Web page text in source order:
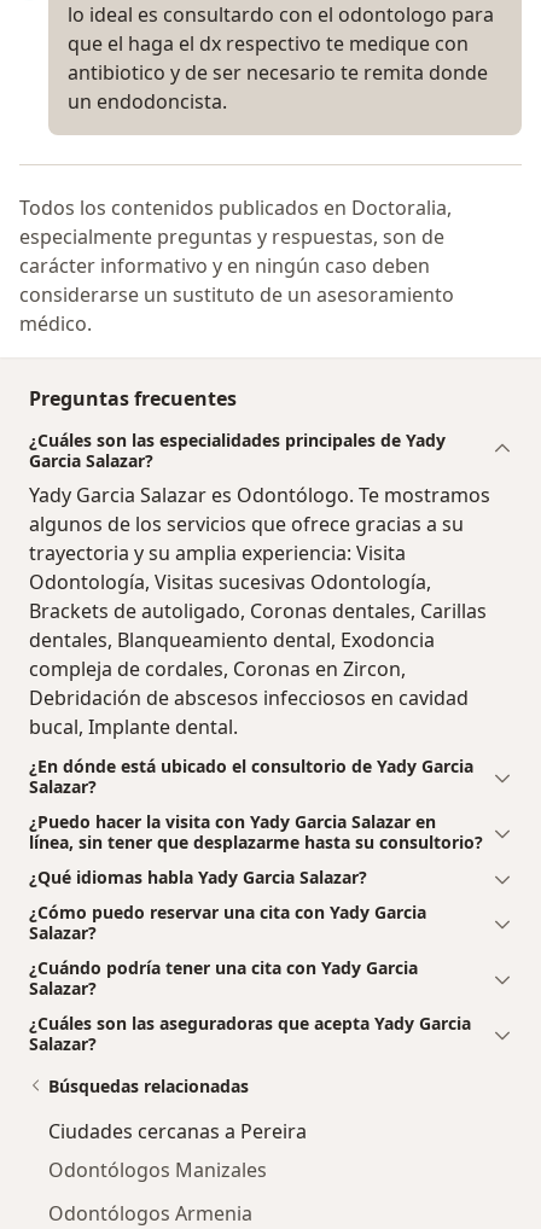
lo ideal es consultardo con el odontologo para
que el haga el dx respectivo te medique con
antibiotico y de ser necesario te remita donde
un endodoncista.
Todos los contenidos publicados en Doctoralia,
especialmente preguntas y respuestas, son de
carácter informativo y en ningún caso deben
considerarse un sustituto de un asesoramiento
médico.
Preguntas frecuentes
¿Cuáles son las especialidades principales de Yady
Garcia Salazar?
Yady Garcia Salazar es Odontólogo. Te mostramos
algunos de los servicios que ofrece gracias a su
trayectoria y su amplia experiencia: Visita
Odontología, Visitas sucesivas Odontología,
Brackets de autoligado, Coronas dentales, Carillas
dentales, Blanqueamiento dental, Exodoncia
compleja de cordales, Coronas en Zircon,
Debridación de abscesos infecciosos en cavidad
bucal, Implante dental.
¿En dónde está ubicado el consultorio de Yady Garcia
Salazar?
¿Puedo hacer la visita con Yady Garcia Salazar en
línea, sin tener que desplazarme hasta su consultorio?
¿Qué idiomas habla Yady Garcia Salazar?
¿Cómo puedo reservar una cita con Yady Garcia
Salazar?
¿Cuándo podría tener una cita con Yady Garcia
Salazar?
¿Cuáles son las aseguradoras que acepta Yady Garcia
Salazar?
Búsquedas relacionadas
Ciudades cercanas a Pereira
Odontólogos Manizales
Odontólogos Armenia